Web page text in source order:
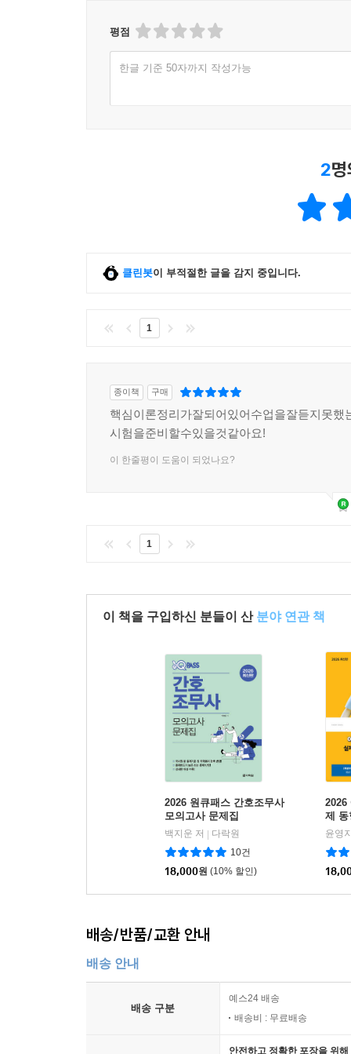
평점
한글 기준 50자까지 작성가능
2
클린봇이 부적절한 글을 감지 중입니다.
1
종이책 구매
핵심이론정리가잘되어있어수업을잘듣지못했
시험을준비할수있을것같아요!
이 한줄평이 도움이 되었나요?
1
이 책을 구입하신 분들이 산 분야 연관 책
2026 원큐패스 간호조무사
모의고사 문제집
백지운 저
다락원
10건
18,000원 (10% 할인)
2026
제 동
출
윤영
배송/반품/교환 안내
배송 안내
배송 구분
예스24 배송
배송비 : 무료배송
안전하고 정확한 포장을 위